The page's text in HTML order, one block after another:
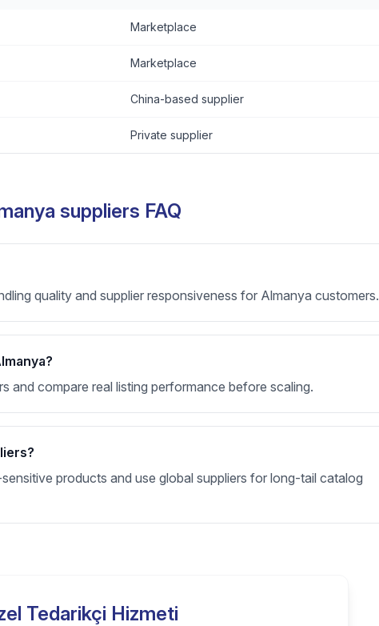
Marketplace
Marketplace
China-based supplier
Private supplier
suppliers FAQ
quality and supplier responsiveness for Almanya customers.
and compare real listing performance before scaling.
products and use global suppliers for long-tail catalog
Tedarikçi Hizmeti